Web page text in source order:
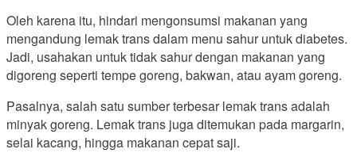
Oleh karena itu, hindari mengonsumsi makanan yang
mengandung lemak trans dalam menu sahur untuk diabetes.
Jadi, usahakan untuk tidak sahur dengan makanan yang
digoreng seperti tempe goreng, bakwan, atau ayam goreng.
Pasalnya, salah satu sumber terbesar lemak trans adalah
minyak goreng. Lemak trans juga ditemukan pada margarin,
selai kacang, hingga makanan cepat saji.